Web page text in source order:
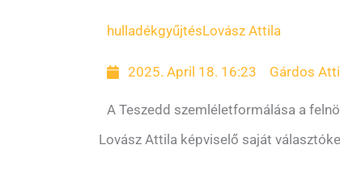
hulladékgyűjtésLovász Attila
2025. April 18. 16:23 Gárdos
A Teszedd szemléletformálása a
Lovász Attila képviselő saját